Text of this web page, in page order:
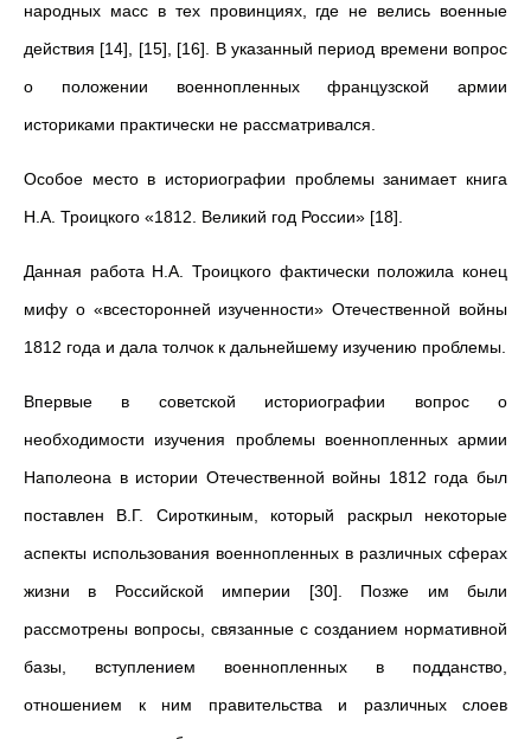
народных масс в тех провинциях, где не велись военные
действия [14], [15], [16]. В указанный период времени вопрос
о положении военнопленных французской армии
историками практически не рассматривался.
Особое место в историографии проблемы занимает книга
Н.А. Троицкого «1812. Великий год России» [18].
Данная работа Н.А. Троицкого фактически положила конец
мифу о «всесторонней изученности» Отечественной войны
1812 года и дала толчок к дальнейшему изучению проблемы.
Впервые в советской историографии вопрос о
необходимости изучения проблемы военнопленных армии
Наполеона в истории Отечественной войны 1812 года был
поставлен В.Г. Сироткиным, который раскрыл некоторые
аспекты использования военнопленных в различных сферах
жизни в Российской империи [30]. Позже им были
рассмотрены вопросы, связанные с созданием нормативной
базы, вступлением военнопленных в подданство,
отношением к ним правительства и различных слоев